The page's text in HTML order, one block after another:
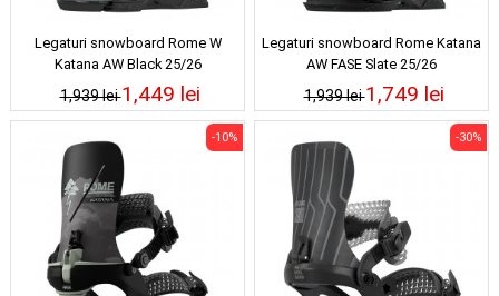
Legaturi snowboard Rome W
Katana AW Black 25/26
1,939 lei1,449 lei
Legaturi snowboard Rome Katana
AW FASE Slate 25/26
1,939 lei1,749 lei
-10% -30%